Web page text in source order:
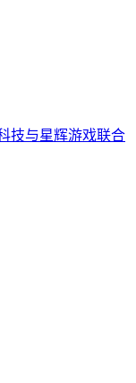
技与星辉游戏联合